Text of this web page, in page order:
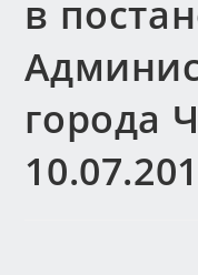
в
города